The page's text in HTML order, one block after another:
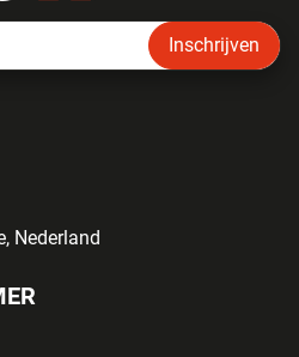
Inschrijven
Nederland